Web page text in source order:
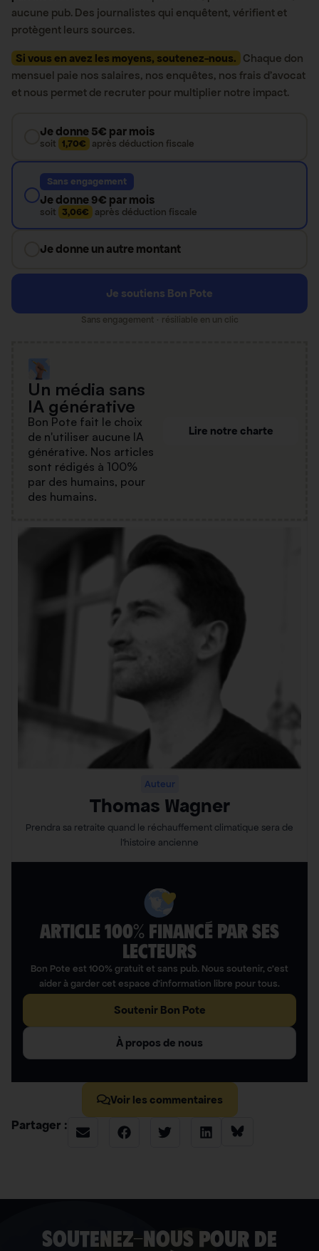
aucune pub. Des journalistes qui enquêtent, vérifient et
protègent leurs sources.
Si vous en avez les moyens, soutenez-nous. Chaque don
mensuel paie nos salaires, nos enquêtes, nos frais d’avocat
et nous permet de recruter pour multiplier notre impact.
Je donne 5€ par mois
soit 1,70€ après déduction fiscale
Sans engagement
Je donne 9€ par mois
soit 3,06€ après déduction fiscale
Je donne un autre montant
Je soutiens Bon Pote
Sans engagement · résiliable en un clic
Un média sans
IA générative
Bon Pote fait le choix
de n'utiliser aucune IA
générative. Nos articles
sont rédigés à 100%
par des humains, pour
des humains.
Lire notre charte
Auteur
Thomas Wagner
Prendra sa retraite quand le réchauffement climatique sera de
l’histoire ancienne
ARTICLE 100% FINANCÉ PAR SES
LECTEURS​
Bon Pote est 100% gratuit et sans pub. Nous soutenir, c’est
aider à garder cet espace d’information libre pour tous.
Soutenir Bon Pote
À propos de nous
Voir les commentaires
Partager :
soutenez-nous pour de